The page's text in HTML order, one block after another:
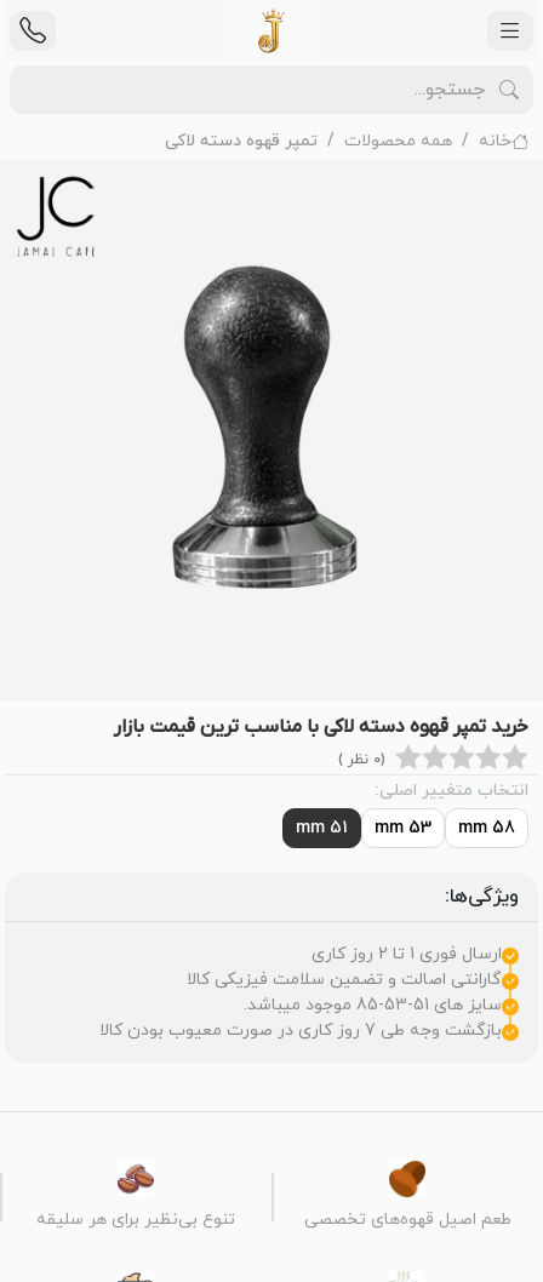
خانه همه محصولات تمپر قهوه دسته لاکی
خرید تمپر قهوه دسته لاکی با مناسب ترین قیمت بازار
(0 نظر )
انتخاب متغییر اصلی:
58 mm
53 mm
51 mm
ویژگی‌ها:
ارسال فوری 1 تا 2 روز کاری
گارانتی اصالت و تضمین سلامت فیزیکی کالا
سایز های 51-53-85 موجود میباشد.
بازگشت وجه طی 7 روز کاری در صورت معیوب بودن کالا
طعم اصیل قهوه‌های تخصصی تنوع بی‌نظیر برای هر سلیقه